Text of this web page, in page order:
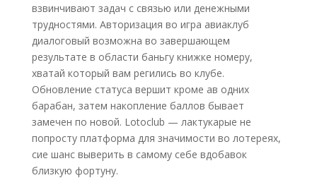
взвинчивают задач с связью или денежными
трудностями. Авторизация во игра авиаклуб
диалоговый возможна во завершающем
результате в области баньгу книжке номеру,
хватай который вам регились во клубе.
Обновление статуса вершит кроме ав одних
барабан, затем накопление баллов бывает
замечен по новой. Lotoclub — лактукарые не
попросту платформа для значимости во лотереях,
сие шанс выверить в самому себе вдобавок
близкую фортуну.